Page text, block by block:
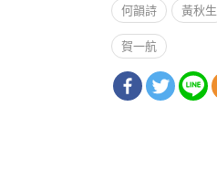
何韻詩 黃秋生
賀一航